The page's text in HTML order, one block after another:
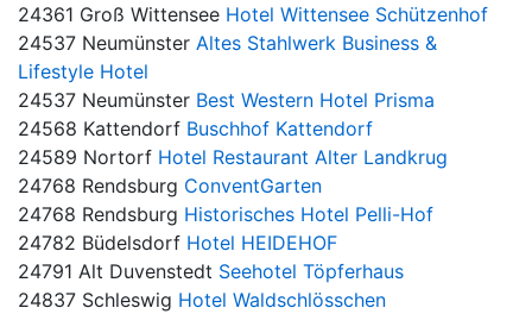
24361 Groß Wittensee Hotel Wittensee Schützenhof
24537 Neumünster Altes Stahlwerk Business &
Lifestyle Hotel
24537 Neumünster Best Western Hotel Prisma
24568 Kattendorf Buschhof Kattendorf
24589 Nortorf Hotel Restaurant Alter Landkrug
24768 Rendsburg ConventGarten
24768 Rendsburg Historisches Hotel Pelli-Hof
24782 Büdelsdorf Hotel HEIDEHOF
24791 Alt Duvenstedt Seehotel Töpferhaus
24837 Schleswig Hotel Waldschlösschen